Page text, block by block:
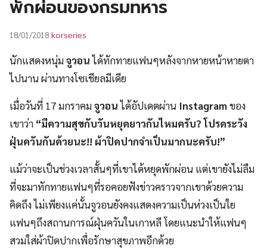
พักผ่อนของกรมทหาร
18/01/2018 korseries
นักแสดงหนุ่มจูวอนได้ทักทายแฟนๆหลังจากหายหน้าหายตา
ไปนาน ผ่านทางโซเชียลมีเดีย
เมื่อวันที่ 17 มกราคมจูวอนได้อัปเดตผ่าน Instagramของ
เขาว่า “มีความสุขกับวันหยุดยาวกันไหมครับ? โปรดระวัง
ฝุ่นควันกันด้วยนะ!! ผ้าปิดปากจำเป็นมากนะครับ!”
แม้ว่าจะเป็นช่วงเวลาสั้นๆที่เขาได้หยุดพักผ่อน แต่เขายังไม่ลืม
ที่จะมาทักทายแฟนๆที่รอคอยฟังข่าวคราวจากเขาด้วยความ
คิดถึง ไม่เพียงแค่นั้นจูวอนยังคงแสดงความเป็นห่วงเป็นใย
แฟนๆถึงสถานการณ์ฝุ่นควันในเกาหลี โดยแนะนำให้แฟนๆ
สวมใส่ผ้าปิดปากเพื่อรักษาสุขภาพอีกด้วย